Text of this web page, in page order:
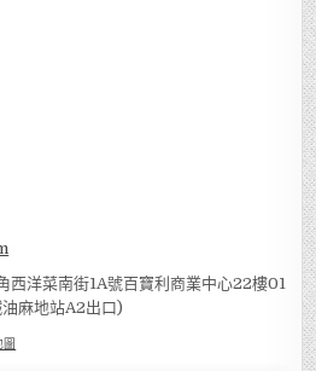
西洋菜南街1A號百寶利商業中心22樓01
麻地站A2出口)